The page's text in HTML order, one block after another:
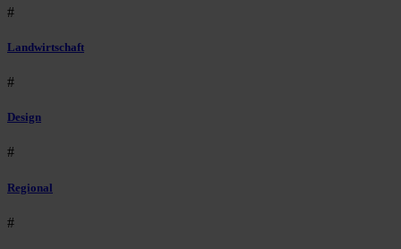
#
Landwirtschaft
#
Design
#
Regional
#